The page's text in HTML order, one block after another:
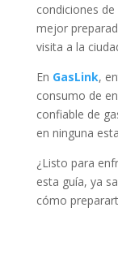
condiciones
mejor
visita a la
En GasLink,
consumo de
confiable de
en ninguna
¿Listo para
esta guía, ya
cómo